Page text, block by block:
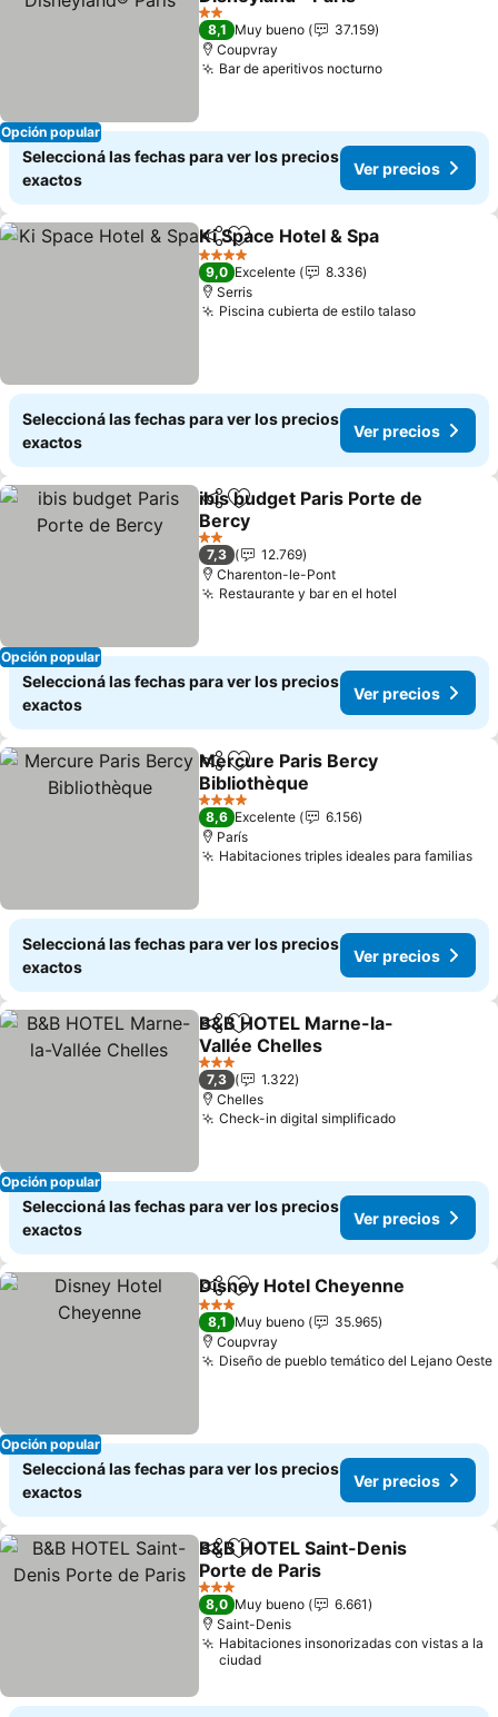
Opción popular
Ver precios
2 Estrellas
8,1 Muy bueno
37.159
Coupvray
Bar de aperitivos nocturnoVer precios
Seleccioná las fechas para ver los precios
exactos
Ver precios
CompartirAñadir a favoritos
Ki Space Hotel & Spa
4 Estrellas
9,0 Excelente
8.336
Serris
Piscina cubierta de estilo talasoVer
Seleccioná las fechas para ver los precios
exactos
Ver precios
Opción popular
CompartirAñadir a favoritos
ibis budget Paris Porte de
Bercy
Ver precios
2 Estrellas
7,3
12.769
Charenton-le-Pont
Restaurante y bar en el hotel
Seleccioná las fechas para ver los precios
exactos
Ver precios
CompartirAñadir a favoritos
Mercure Paris Bercy
Bibliothèque
Ver precios
4 Estrellas
8,6 Excelente
6.156
París
Habitaciones triples ideales para familias
Seleccioná las fechas para ver los precios
exactos
Ver precios
Opción popular
CompartirAñadir a favoritos
B&B HOTEL Marne-la-
Vallée Chelles
Ver precios
3 Estrellas
7,3
1.322
Chelles
Check-in digital simplificadoVer precios
Seleccioná las fechas para ver los precios
exactos
Ver precios
Opción popular
CompartirAñadir a favoritos
Disney Hotel Cheyenne
3 Estrellas
8,1 Muy bueno
35.965
Coupvray
Diseño de pueblo temático del Lejano Oeste
Seleccioná las fechas para ver los precios
exactos
Ver precios
CompartirAñadir a favoritos
B&B HOTEL Saint-Denis
Porte de Paris
Ver precios
3 Estrellas
8,0 Muy bueno
6.661
Saint-Denis
Habitaciones insonorizadas con vistas a la
ciudad